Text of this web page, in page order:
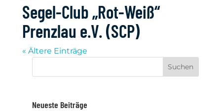
Segel-Club „Rot-Weiß“
Prenzlau e.V. (SCP)
« Ältere Einträge
Neueste Beiträge